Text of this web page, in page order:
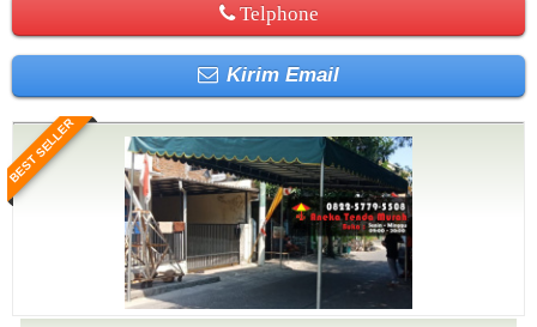
Telphone
Kirim Email
BEST SELLER